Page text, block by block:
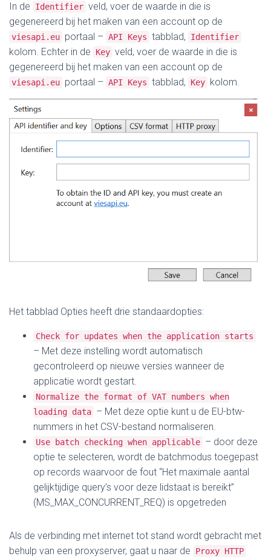
In de Identifier veld, voer de waarde in die is
gegenereerd bij het maken van een account op de
viesapi.eu portaal – API Keys tabblad, Identifier
kolom. Echter in de Key veld, voer de waarde in die is
gegenereerd bij het maken van een account op de
viesapi.eu portaal – API Keys tabblad, Key kolom.
Het tabblad Opties heeft drie standaardopties:
Check for updates when the application starts
– Met deze instelling wordt automatisch
gecontroleerd op nieuwe versies wanneer de
applicatie wordt gestart.
Normalize the format of VAT numbers when
loading data – Met deze optie kunt u de EU-btw-
nummers in het CSV-bestand normaliseren.
Use batch checking when applicable – door deze
optie te selecteren, wordt de batchmodus toegepast
op records waarvoor de fout “Het maximale aantal
gelijktijdige query’s voor deze lidstaat is bereikt”
(MS_MAX_CONCURRENT_REQ) is opgetreden
Als de verbinding met internet tot stand wordt gebracht met
behulp van een proxyserver, gaat u naar de
Proxy HTTP